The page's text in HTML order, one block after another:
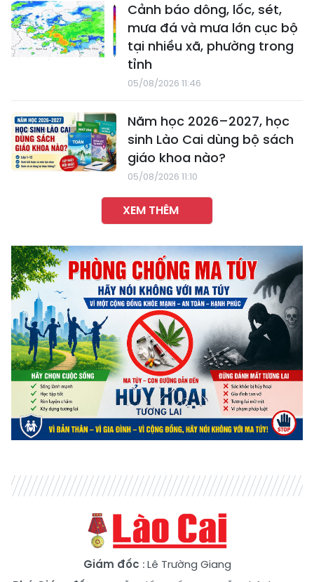
Cảnh báo dông, lốc, sét,
mưa đá và mưa lớn cục bộ
tại nhiều xã, phường trong
tỉnh
05/08/2026 11:46
Năm học 2026–2027, học
sinh Lào Cai dùng bộ sách
giáo khoa nào?
05/08/2026 11:10
XEM THÊM
Giám đốc : Lê Trường Giang